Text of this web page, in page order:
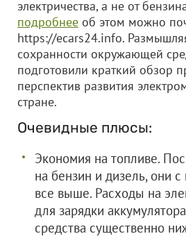
электричества, а не от
подробнее об этом можно
https://ecars24.info.
сохранности окружающей
подготовили краткий обзор
перспектив развития
стране.
Очевидные плюсы:
Экономия на топливе.
на бензин и дизель, они
все выше. Расходы на
для зарядки
средства существенно